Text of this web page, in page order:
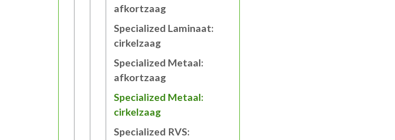
afkortzaag
Specialized Laminaat:
cirkelzaag
Specialized Metaal:
afkortzaag
Specialized Metaal:
cirkelzaag
Specialized RVS: